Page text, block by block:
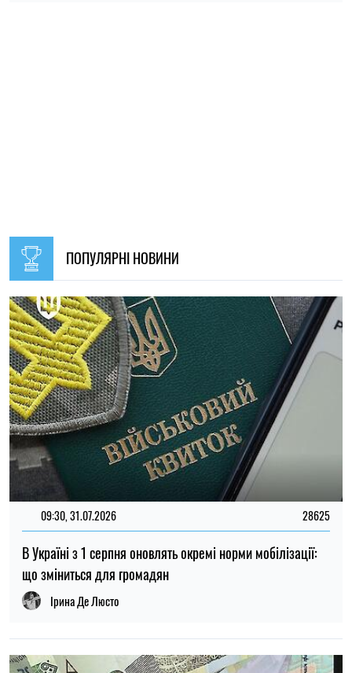
09:30, 31.07.2026
В Україні з 1 серпня оновлять окремі норми мобілізації:
що зміниться для громадян
Ірина Де Люсто
14:59, 05.08.2026
В Україні готують пенсійну реформу: що зміниться у
виплатах, накопиченнях та спеціальних пенсіях